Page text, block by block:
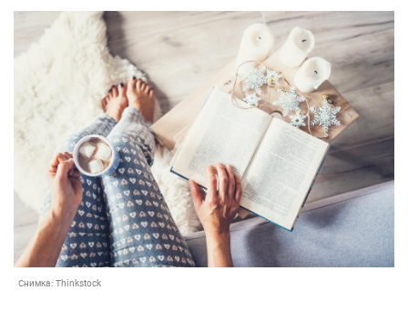
Снимка: Thinkstock